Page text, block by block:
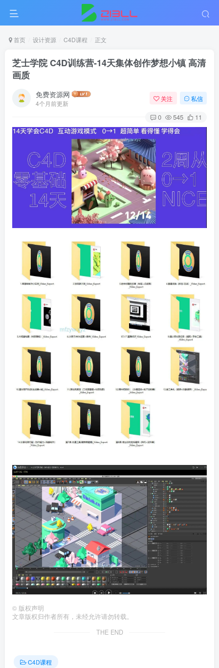
首页 设计资源 C4D课程 正文
芝士学院 C4D训练营-14天集体创作梦想小镇 高清
画质
免费资源网
4个月前更新
关注 私信
0 545 11
© 版权声明
文章版权归作者所有，未经允许请勿转载。
THE END
C4D课程